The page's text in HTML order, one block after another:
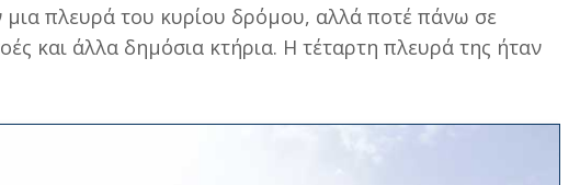
πλευρά του κυρίου δρόμου, αλλά ποτέ πάνω σε
και άλλα δημόσια κτήρια. Η τέταρτη πλευρά της ήταν